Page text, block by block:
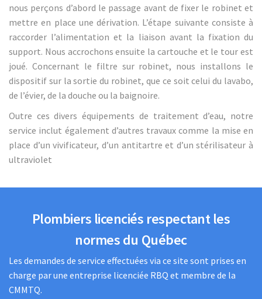
nous perçons d’abord le passage avant de fixer le robinet et
mettre en place une dérivation. L’étape suivante consiste à
raccorder l’alimentation et la liaison avant la fixation du
support. Nous accrochons ensuite la cartouche et le tour est
joué. Concernant le filtre sur robinet, nous installons le
dispositif sur la sortie du robinet, que ce soit celui du lavabo,
de l’évier, de la douche ou la baignoire.
Outre ces divers équipements de traitement d’eau, notre
service inclut également d’autres travaux comme la mise en
place d’un vivificateur, d’un antitartre et d’un stérilisateur à
ultraviolet
Plombiers licenciés respectant les
normes du Québec
Les demandes de service effectuées via ce site sont prises en
charge par une entreprise licenciée RBQ et membre de la
CMMTQ.